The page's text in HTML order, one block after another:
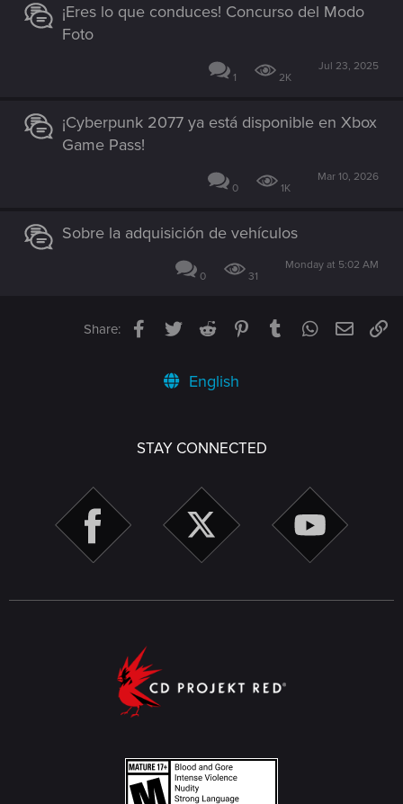
¡Eres lo que conduces! Concurso del Modo
Foto
1 2K
Jul 23, 2025
¡Cyberpunk 2077 ya está disponible en Xbox
Game Pass!
0 1K
Mar 10, 2026
Sobre la adquisición de vehículos
0 31
Monday at 5:02 AM
Share: Facebook
TwitterReddit PinterestTumblrWhatsApp
Email
English
STAY CONNECTED